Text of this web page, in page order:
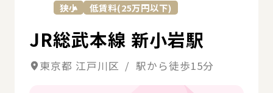
狭小 低賃料(25万円以下)
JR総武本線 新小岩駅
東京都 江戸川区 / 駅から徒歩15分